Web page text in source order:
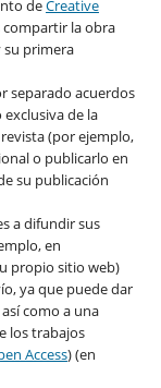
deCreative
la obra
su primera
separado acuerdos
de la
(por ejemplo,
o publicarlo en
su publicación
a difundir sus
en
propio sitio web)
ya que puede dar
como a una
los trabajos
Access) (en